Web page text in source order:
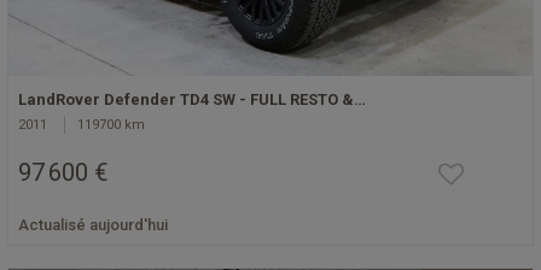
LandRover Defender TD4 SW - FULL RESTO &…
2011 119700 km
97 600 €
Actualisé aujourd'hui